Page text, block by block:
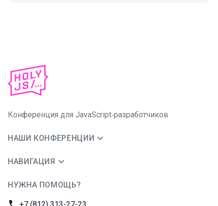
Конференция для JavaScript‑разработчиков
НАШИ КОНФЕРЕНЦИИ
НАВИГАЦИЯ
НУЖНА ПОМОЩЬ?